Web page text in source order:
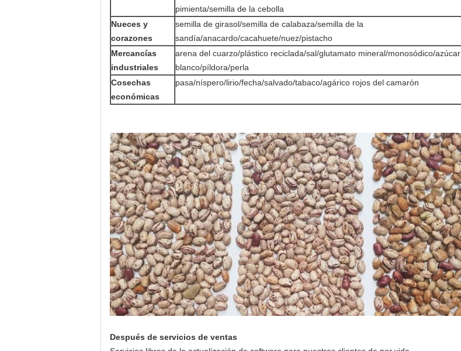
pimienta/semilla de la cebolla
Nueces y
corazones
semilla de girasol/semilla de calabaza/semilla de la
sandía/anacardo/cacahuete/nuez/pistacho
Mercancías
industriales
arena del cuarzo/plástico reciclada/sal/glutamato mineral/monosódico/azúcar
blanco/píldora/perla
Cosechas
económicas
pasa/níspero/lirio/fecha/salvado/tabaco/agárico rojos del camarón
Después de servicios de ventas